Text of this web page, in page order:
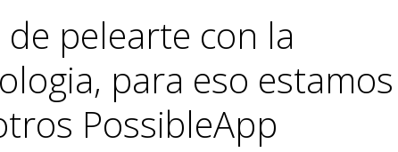
de pelearte con la
para eso estamos
PossibleApp